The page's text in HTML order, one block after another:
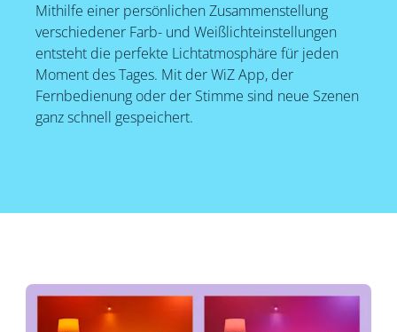
Mithilfe einer persönlichen Zusammenstellung
verschiedener Farb- und Weißlichteinstellungen
entsteht die perfekte Lichtatmosphäre für jeden
Moment des Tages. Mit der WiZ App, der
Fernbedienung oder der Stimme sind neue Szenen
ganz schnell gespeichert.